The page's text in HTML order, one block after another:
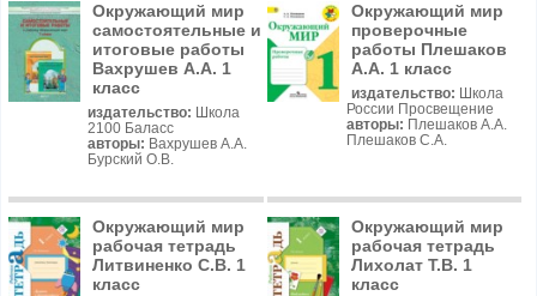
Окружающий мир
самостоятельные и
итоговые работы
Вахрушев А.А. 1
класс
издательство: Школа
2100 Баласс
авторы: Вахрушев А.А.
Бурский О.В.
Окружающий мир
проверочные
работы Плешаков
А.А. 1 класс
издательство: Школа
России Просвещение
авторы: Плешаков А.А.
Плешаков С.А.
Окружающий мир
рабочая тетрадь
Литвиненко С.В. 1
класс
Окружающий мир
рабочая тетрадь
Лихолат Т.В. 1
класс